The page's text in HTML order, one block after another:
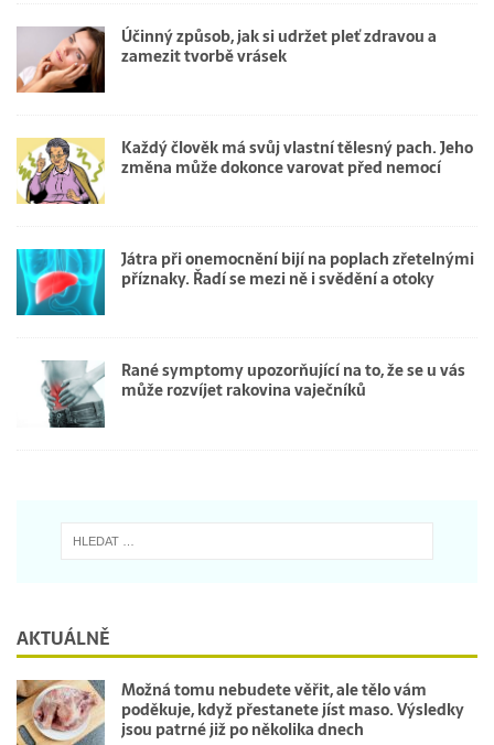
Účinný způsob, jak si udržet pleť zdravou a
zamezit tvorbě vrásek
Každý člověk má svůj vlastní tělesný pach. Jeho
změna může dokonce varovat před nemocí
Játra při onemocnění bijí na poplach zřetelnými
příznaky. Řadí se mezi ně i svědění a otoky
Rané symptomy upozorňující na to, že se u vás
může rozvíjet rakovina vaječníků
AKTUÁLNĚ
Možná tomu nebudete věřit, ale tělo vám
poděkuje, když přestanete jíst maso. Výsledky
jsou patrné již po několika dnech